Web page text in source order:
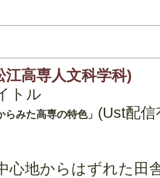
江高専人文科学科)
トル
らみた高専の特色」 (Ust配信
心地からはずれた田